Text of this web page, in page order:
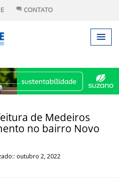
CONTATO
de Medeiros
no bairro Novo
outubro 2, 2022